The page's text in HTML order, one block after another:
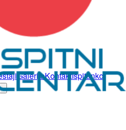
GalerijaKontaktIspitanko